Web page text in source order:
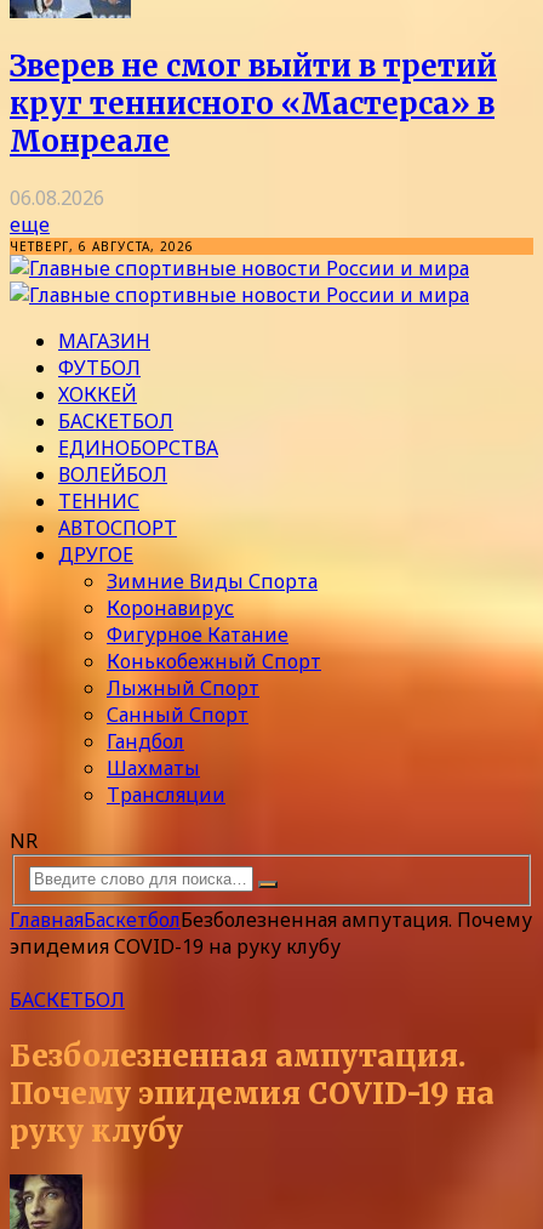
Зверев не смог выйти в третий
круг теннисного «Мастерса» в
Монреале
06.08.2026
еще
ЧЕТВЕРГ, 6 АВГУСТА, 2026
МАГАЗИН
ФУТБОЛ
ХОККЕЙ
БАСКЕТБОЛ
ЕДИНОБОРСТВА
ВОЛЕЙБОЛ
ТЕННИС
АВТОСПОРТ
ДРУГОЕ
Зимние Виды Спорта
Коронавирус
Фигурное Катание
Конькобежный Спорт
Лыжный Спорт
Санный Спорт
Гандбол
Шахматы
Трансляции
NR
ГлавнаяБаскетболБезболезненная ампутация. Почему
эпидемия COVID-19 на руку клубу
БАСКЕТБОЛ
Безболезненная ампутация.
Почему эпидемия COVID-19 на
руку клубу